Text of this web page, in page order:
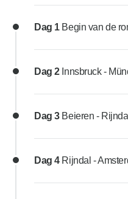
Dag 1 Begin van de
Dag 2 Innsbruck -
Dag 3 Beieren - Rijndal
Dag 4 Rijndal -